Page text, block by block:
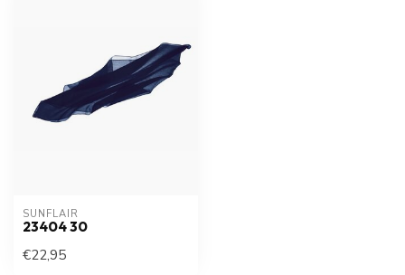
SUNFLAIR
23404 30
€22,95